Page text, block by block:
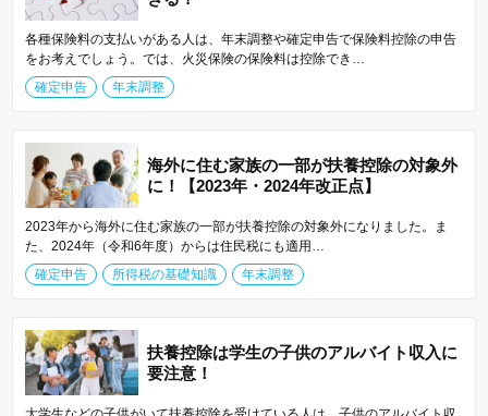
各種保険料の支払いがある人は、年末調整や確定申告で保険料控除の申告
をお考えでしょう。では、火災保険の保険料は控除でき…
確定申告
年末調整
海外に住む家族の一部が扶養控除の対象外
に！【2023年・2024年改正点】
2023年から海外に住む家族の一部が扶養控除の対象外になりました。ま
た、2024年（令和6年度）からは住民税にも適用…
確定申告
所得税の基礎知識 年末調整
扶養控除は学生の子供のアルバイト収入に
要注意！